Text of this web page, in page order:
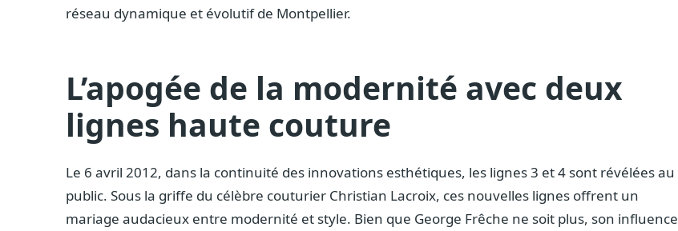
réseau dynamique et évolutif de Montpellier.
L’apogée de la modernité avec deux
lignes haute couture
Le 6 avril 2012, dans la continuité des innovations esthétiques, les lignes 3 et 4 sont révélées au
public. Sous la griffe du célèbre couturier Christian Lacroix, ces nouvelles lignes offrent un
mariage audacieux entre modernité et style. Bien que George Frêche ne soit plus, son influence